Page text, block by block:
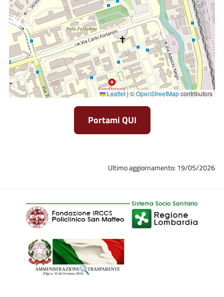
Leaflet | ©OpenStreetMapcontributors
Portami QUI
Ultimo aggiornamento: 19/05/2026